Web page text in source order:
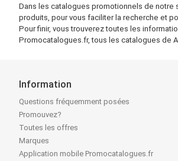
Dans les catalogues promotionnels de
produits, pour vous faciliter la recherche et
Pour finir, vous trouverez toutes les
Promocatalogues.fr, tous les catalogues de
Information
Questions fréquemment posées
Promouvez?
Toutes les offres
Marques
Application mobile Promocatalogues.fr